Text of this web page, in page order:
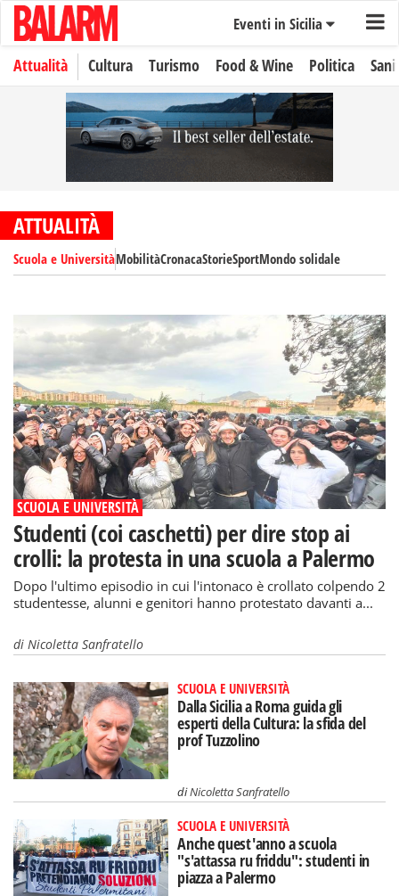
Eventi in Sicilia
Attualità Cultura Turismo Food & Wine Politica
ATTUALITÀ
Scuola e UniversitàMobilitàCronacaStorieSportMondo solidale
SCUOLA E UNIVERSITÀ
Studenti (coi caschetti) per dire stop ai
crolli: la protesta in una scuola a Palermo
Dopo l'ultimo episodio in cui l'intonaco è crollato colpendo 2
studentesse, alunni e genitori hanno protestato davanti a...
di Nicoletta Sanfratello
SCUOLA E UNIVERSITÀ
Dalla Sicilia a Roma guida gli
esperti della Cultura: la sfida del
prof Tuzzolino
diNicoletta Sanfratello
SCUOLA E UNIVERSITÀ
Anche quest'anno a scuola
"s'attassa ru friddu": studenti in
piazza a Palermo